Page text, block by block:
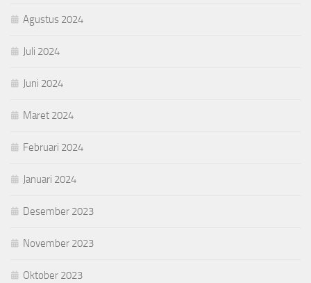
Agustus 2024
Juli 2024
Juni 2024
Maret 2024
Februari 2024
Januari 2024
Desember 2023
November 2023
Oktober 2023